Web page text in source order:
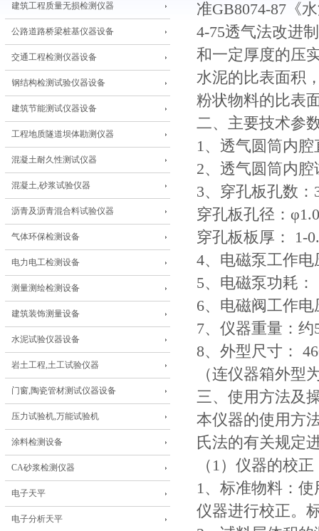
建筑工程质量无损检测仪器
公路道路桥梁桩基仪器设备
交通工程检测仪器设备
钢结构检测试验仪器设备
建筑节能测试仪器设备
工程地质隧道坝体勘测仪器
混凝土耐久性测试仪器
混凝土,砂浆试验仪器
沥青及沥青混合料试验仪器
气体环保检测设备
电力电工检测设备
测量测绘检测设备
建筑装饰测量设备
水泥试验仪器设备
岩土工程,土工试验仪器
门窗,陶瓷管材测试仪器设备
压力试验机,万能试验机
涂料检测设备
CA砂浆检测仪器
电子天平
电子分析天平
准GB8074-87《
4-75透气法改进
和一定厚度的压
水泥的比表面积
粉状物料的比表
二、主要技术参
1、透气圆筒内腔
2、透气圆筒内腔
3、穿孔板孔数：
穿孔板孔径：
穿孔板板厚： 1-
4、电磁泵工作电
5、电磁泵功耗：
6、电磁阀工作电
7、仪器重量：约
8、外型尺寸：
（连仪器箱外型
三、使用方法及
本仪器的使用方
氏法的有关规定
（1）仪器的校正
1、标准物料：使
仪器进行校正。